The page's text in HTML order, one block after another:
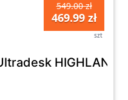
549.00 zł
469.99 zł
szt